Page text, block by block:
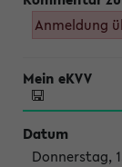
Anmeldung
Donnerstag,